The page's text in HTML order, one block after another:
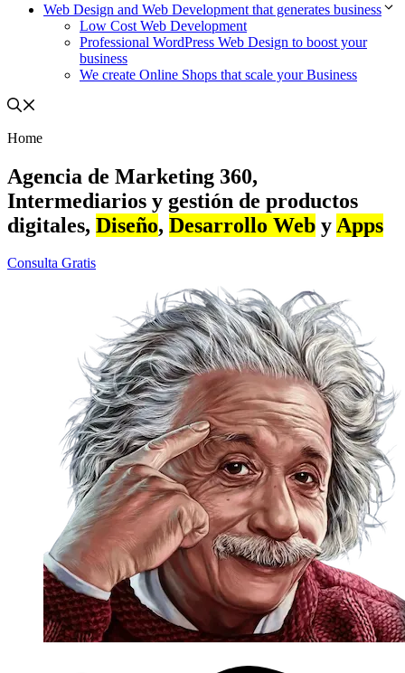
Web Design and Web Development that generates business
Low Cost Web Development
Professional WordPress Web Design to boost your
business
We create Online Shops that scale your Business
Home
Agencia de Marketing 360,
Intermediarios y gestión de productos
digitales, Diseño, Desarrollo Web y Apps
Consulta Gratis